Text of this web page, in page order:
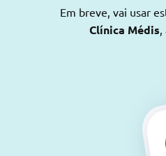
Em breve, vai usar
Clínica Médis,